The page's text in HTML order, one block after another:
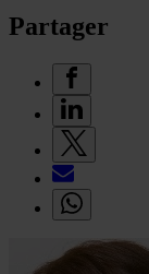
Partager